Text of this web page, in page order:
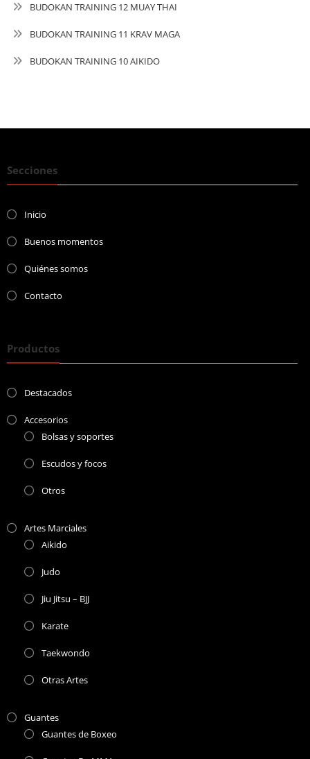
BUDOKAN TRAINING 12 MUAY THAI
BUDOKAN TRAINING 11 KRAV MAGA
BUDOKAN TRAINING 10 AIKIDO
Secciones
Inicio
Buenos momentos
Quiénes somos
Contacto
Productos
Destacados
Accesorios
Bolsas y soportes
Escudos y focos
Otros
Artes Marciales
Aikido
Judo
Jiu Jitsu – BJJ
Karate
Taekwondo
Otras Artes
Guantes
Guantes de Boxeo